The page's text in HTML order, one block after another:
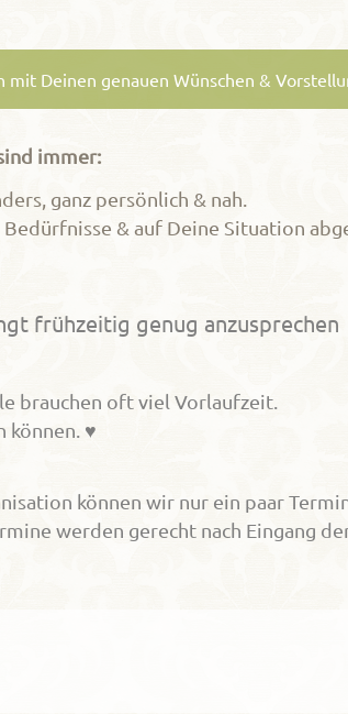
mit Deinen genauen Wünschen &
immer:
ganz persönlich & nah.
Bedürfnisse & auf Deine Situation
frühzeitig genug anzusprechen
brauchen oft viel Vorlaufzeit.
können. ♥
können wir nur ein paar
werden gerecht nach Eingang